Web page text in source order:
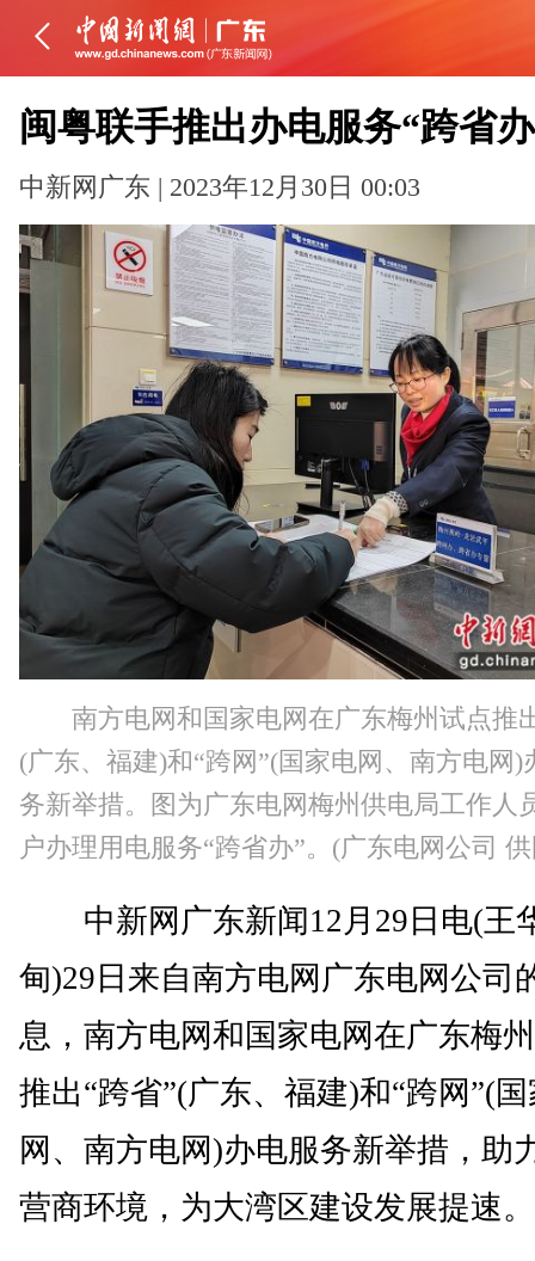
闽粤联手推出办电服务“跨省
中新网广东 | 2023年12月30日 00:03
南方电网和国家电网在广东梅州试点推
(广东、福建)和“跨网”(国家电网、南方电网)
务新举措。图为广东电网梅州供电局工作人
户办理用电服务“跨省办”。(广东电网公司
中新网广东新闻12月29日电(王
甸)29日来自南方电网广东电网公司
息，南方电网和国家电网在广东梅
推出“跨省”(广东、福建)和“跨网”(
网、南方电网)办电服务新举措，助
营商环境，为大湾区建设发展提速。